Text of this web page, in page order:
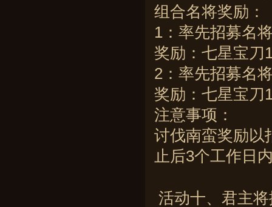
组合名将奖励：
1：率先招募名
奖励：七星宝刀
2：率先招募名
奖励：七星宝刀
注意事项：
讨伐南蛮奖励以
止后3个工作日
活动十、君主